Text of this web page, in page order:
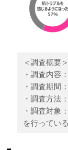
＜調査概要＞
・調査内容
・調査期間
・調査方法
・調査対
を行ってい